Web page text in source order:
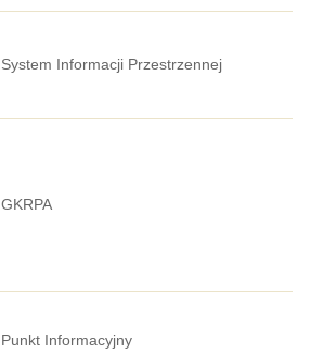
System Informacji Przestrzennej
GKRPA
Punkt Informacyjny